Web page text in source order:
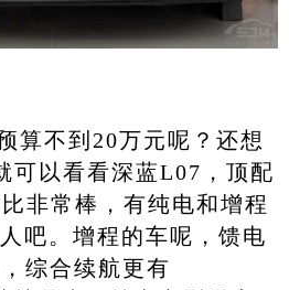
算不到20万元呢？还想
可以看看深蓝L07，顶配
非常棒，有纯电和增程
吧。增程的车呢，馈电
综合续航更有